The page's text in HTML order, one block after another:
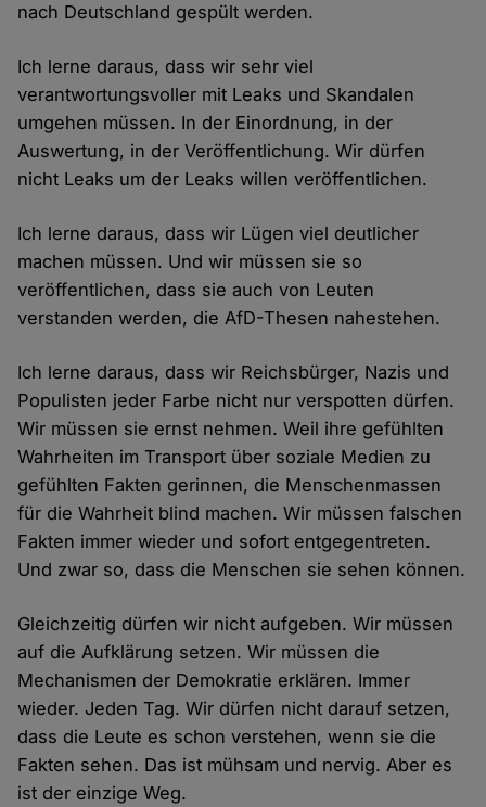
nach Deutschland gespült werden.
Ich lerne daraus, dass wir sehr viel
verantwortungsvoller mit Leaks und Skandalen
umgehen müssen. In der Einordnung, in der
Auswertung, in der Veröffentlichung. Wir dürfen
nicht Leaks um der Leaks willen veröffentlichen.
Ich lerne daraus, dass wir Lügen viel deutlicher
machen müssen. Und wir müssen sie so
veröffentlichen, dass sie auch von Leuten
verstanden werden, die AfD-Thesen nahestehen.
Ich lerne daraus, dass wir Reichsbürger, Nazis und
Populisten jeder Farbe nicht nur verspotten dürfen.
Wir müssen sie ernst nehmen. Weil ihre gefühlten
Wahrheiten im Transport über soziale Medien zu
gefühlten Fakten gerinnen, die Menschenmassen
für die Wahrheit blind machen. Wir müssen falschen
Fakten immer wieder und sofort entgegentreten.
Und zwar so, dass die Menschen sie sehen können.
Gleichzeitig dürfen wir nicht aufgeben. Wir müssen
auf die Aufklärung setzen. Wir müssen die
Mechanismen der Demokratie erklären. Immer
wieder. Jeden Tag. Wir dürfen nicht darauf setzen,
dass die Leute es schon verstehen, wenn sie die
Fakten sehen. Das ist mühsam und nervig. Aber es
ist der einzige Weg.